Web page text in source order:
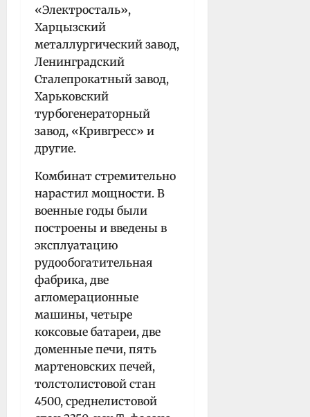
«Электросталь»,
Харцызский
металлургический завод,
Ленинградский
Сталепрокатный завод,
Харьковский
турбогенераторный
завод, «Кривгресс» и
другие.
Комбинат стремительно
нарастил мощности. В
военные годы были
построены и введены в
эксплуатацию
рудообогатительная
фабрика, две
агломерационные
машины, четыре
коксовые батареи, две
доменные печи, пять
мартеновских печей,
толстолистовой стан
4500, среднелистовой